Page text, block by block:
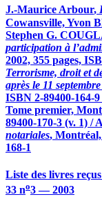
J.-MauriceArbour,
Cowansville, Yvon
Stephen G.
participation à
2002, 355 pages,
Terrorisme, droit et
après le 11
ISBN 2-89400-164-
Tome premier,
89400-170-3 (v. 1) /
notariales, Montréal,
168-1
Liste des livres
33 no3 — 2003